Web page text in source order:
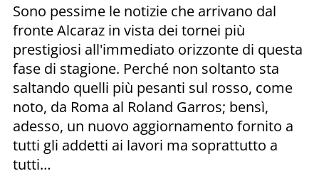
Sono pessime le notizie che arrivano dal
fronte Alcaraz in vista dei tornei più
prestigiosi all'immediato orizzonte di questa
fase di stagione. Perché non soltanto sta
saltando quelli più pesanti sul rosso, come
noto, da Roma al Roland Garros; bensì,
adesso, un nuovo aggiornamento fornito a
tutti gli addetti ai lavori ma soprattutto a
tutti…